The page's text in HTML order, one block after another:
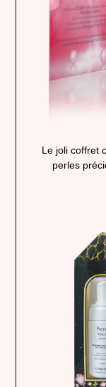
Le joli coffret
perles